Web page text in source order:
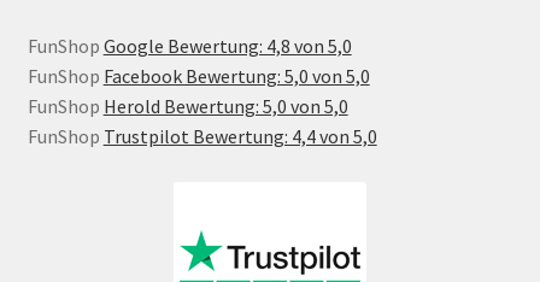
FunShop Google Bewertung: 4,8 von 5,0
FunShop Facebook Bewertung: 5,0 von 5,0
FunShop Herold Bewertung: 5,0 von 5,0
FunShop Trustpilot Bewertung: 4,4 von 5,0